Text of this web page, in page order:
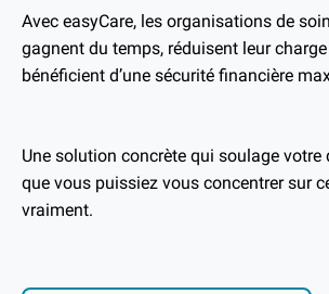
Avec easyCare, les organisations de
gagnent du temps, réduisent leur
bénéficient d’une sécurité financière
Une solution concrète qui soulage
que vous puissiez vous concentrer sur
vraiment.